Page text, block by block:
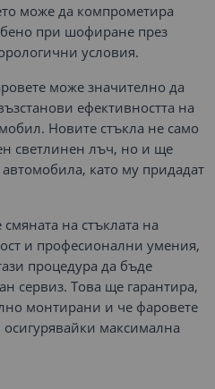
може да компрометира
при шофиране през
условия.
може значително да
ефективността на
Новите стъкла не само
светлинен лъч, но и ще
като му придадат
на стъклата на
и професионални умения,
процедура да бъде
сервиз. Това ще гарантира,
монтирани и че фаровете
максимална